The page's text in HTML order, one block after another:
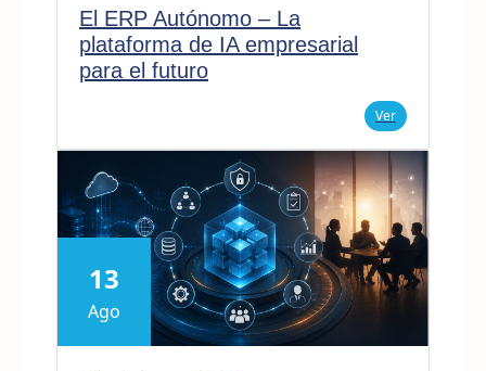
El ERP Autónomo – La
plataforma de IA empresarial
para el futuro
Ver
13
Ago